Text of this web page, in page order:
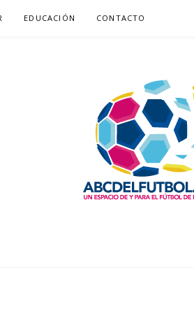
EDUCACIÓN CONTACTO